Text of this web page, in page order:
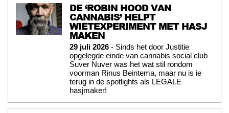
DE ‘ROBIN HOOD VAN
CANNABIS’ HELPT
WIETEXPERIMENT MET HASJ
MAKEN
29 juli 2026 - Sinds het door Justitie
opgelegde einde van cannabis social club
Suver Nuver was het wat stil rondom
voorman Rinus Beintema, maar nu is ie
terug in de spotlights als LEGALE
hasjmaker!